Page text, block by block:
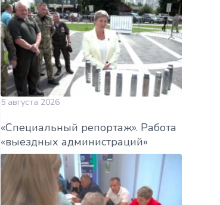
5 августа 2026
«Специальный репортаж». Работа
«выездных администраций»